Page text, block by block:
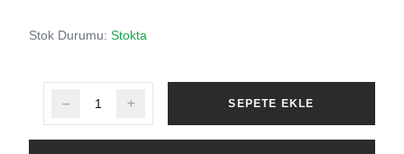
Stok Durumu: Stokta
SEPETE EKLE